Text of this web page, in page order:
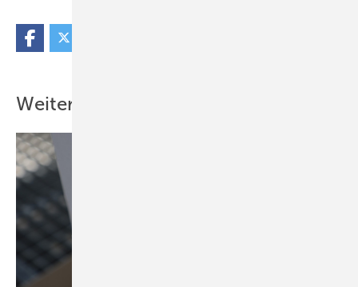
Weitere Inhalte